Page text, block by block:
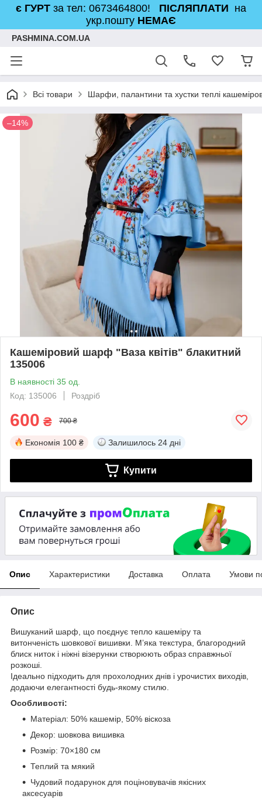
є ГУРТ за тел: 0673464800! ПІСЛЯПЛАТИ на
укр.пошту НЕМАЄ
PASHMINA.COM.UA
Всі товари Шарфи, палантини та хустки теплі
–14%
Кашеміровий шарф "Ваза квітів" блакитний
135006
В наявності 35 од.
Код: 135006
Роздріб
600 ₴ 700 ₴
Економія 100 ₴ Залишилось 24 дні
Купити
Опис Характеристики Доставка Оплата Умови
Опис
Вишуканий шарф, що поєднує тепло кашеміру та
витонченість шовкової вишивки. М’яка текстура, благородний
блиск ниток і ніжні візерунки створюють образ справжньої
розкоші.
Ідеально підходить для прохолодних днів і урочистих виходів,
додаючи елегантності будь-якому стилю.
Особливості:
Матеріал: 50% кашемір, 50% віскоза
Декор: шовкова вишивка
Розмір: 70×180 см
Теплий та мякий
Чудовий подарунок для поціновувачів якісних
аксесуарів